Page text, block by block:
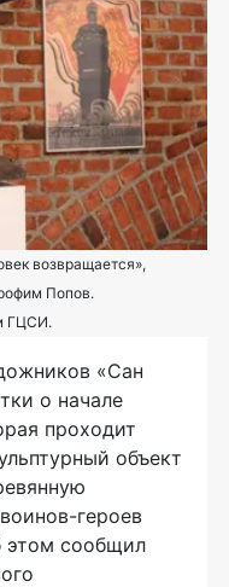
возвращается»,
Попов.
ГЦСИ.
«Сан
о начале
проходит
объект
воинов-героев
этом сообщил